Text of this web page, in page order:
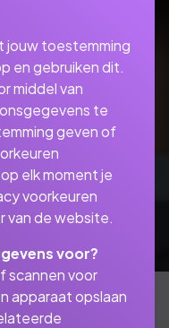
jouw toestemming
en gebruiken dit.
middel van
te
geven of
elk moment je
voorkeuren
van de website.
voor?
scannen voor
apparaat opslaan